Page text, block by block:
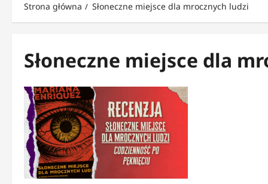
Strona główna Słoneczne miejsce dla mrocznych ludzi
Słoneczne miejsce dla